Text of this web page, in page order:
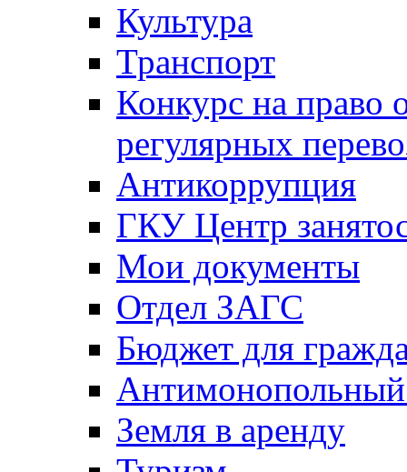
Культура
Транспорт
Конкурс на право
регулярных
Антикоррупция
ГКУ Центр
Мои документы
Отдел ЗАГС
Бюджет для
Антимонопольный
Земля в аренду